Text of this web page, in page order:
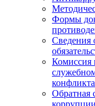
Формы
Сведения
Комиссия
Обратная
коррупции